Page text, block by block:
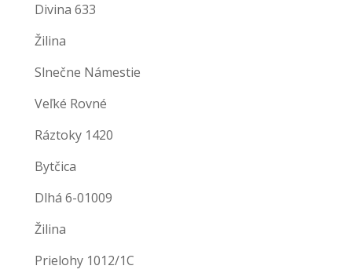
Divina 633
Žilina
Slnečne Námestie
Veľké Rovné
Ráztoky 1420
Bytčica
Dlhá 6-01009
Žilina
Prielohy 1012/1C